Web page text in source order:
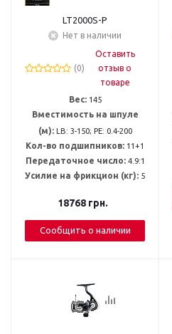
LT2000S-P
Нет в наличии
(0)
Оставить
отзыв о
товаре
Вес: 145
Вместимость на шпуле
(м): LB: 3-150; PE: 0.4-200
Кол-во подшипников: 11+1
Передаточное число: 4.9:1
Усилие на фрикцион (кг): 5
18768грн.
Сообщить о наличии